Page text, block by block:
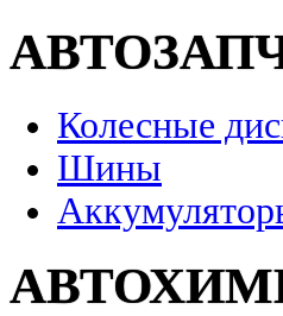
Колесные
Шины